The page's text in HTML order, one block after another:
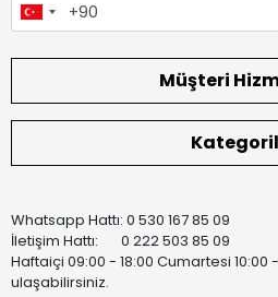
Müşteri
Whatsapp Hattı: 0 530 167 85 09
İletişim Hattı: 0 222 503 85 09
Haftaiçi 09:00 - 18:00 Cumartesi 10:00
ulaşabilirsiniz.